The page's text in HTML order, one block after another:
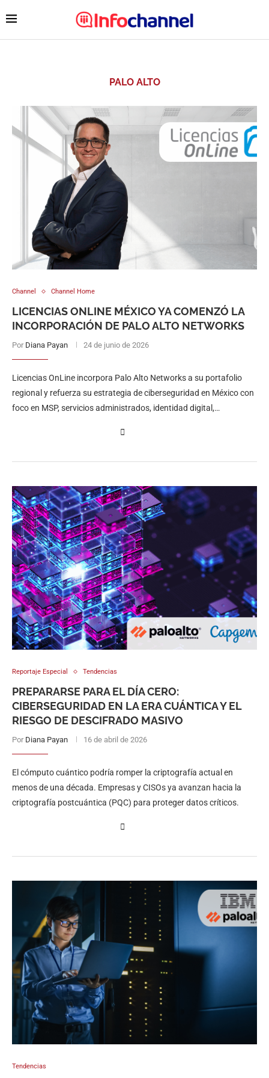
PALO ALTO
Channel Channel Home
LICENCIAS ONLINE MÉXICO YA COMENZÓ LA
INCORPORACIÓN DE PALO ALTO NETWORKS
Por Diana Payan 24 de junio de 2026
Licencias OnLine incorpora Palo Alto Networks a su portafolio
regional y refuerza su estrategia de ciberseguridad en México con
foco en MSP, servicios administrados, identidad digital,
Reportaje Especial Tendencias
PREPARARSE PARA EL DÍA CERO:
CIBERSEGURIDAD EN LA ERA CUÁNTICA Y EL
RIESGO DE DESCIFRADO MASIVO
Por Diana Payan 16 de abril de 2026
El cómputo cuántico podría romper la criptografía actual en
menos de una década. Empresas y CISOs ya avanzan hacia la
criptografía postcuántica (PQC) para proteger datos críticos.
Tendencias